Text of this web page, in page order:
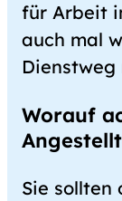
für Arbeit
auch mal
Dienstweg
Worauf
Sie sollten